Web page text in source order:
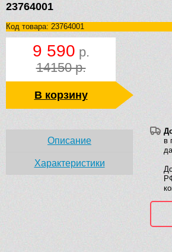
23764001
Код товара: 23764001
9 590 р.
14150 р.
В корзину
в
Описание
Характеристики